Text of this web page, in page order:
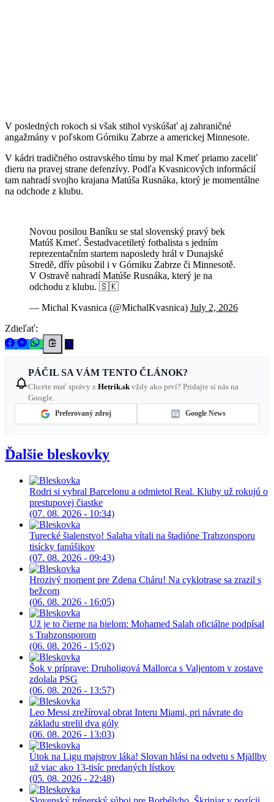
V posledných rokoch si však stihol vyskúšať aj zahraničné
angažmány v poľskom Górniku Zabrze a americkej Minnesote.
V kádri tradičného ostravského tímu by mal Kmeť priamo zaceliť
dieru na pravej strane defenzívy. Podľa Kvasnicových informácií
tam nahradí svojho krajana Matúša Rusnáka, ktorý je momentálne
na odchode z klubu.
Novou posilou Baníku se stal slovenský pravý bek
Matúš Kmeť. Šestadvacetiletý fotbalista s jedním
reprezentačním startem naposledy hrál v Dunajské
Stredě, dřív působil i v Górniku Zabrze či Minnesotě.
V Ostravě nahradí Matúše Rusnáka, který je na
odchodu z klubu. 🇸🇰
— Michal Kvasnica (@MichalKvasnica) July 2, 2026
Zdieľať:
PÁČIL SA VÁM TENTO ČLÁNOK?
Chcete mať správy z Hetrik.sk vždy ako prví? Pridajte si nás na
Google.
Preferovaný zdroj Google News
Ďalšie bleskovky
Rodri si vybral Barcelonu a odmietol Real. Kluby už rokujú o
prestupovej čiastke
(07. 08. 2026 - 10:34)
Turecké šialenstvo! Salaha vítali na štadióne Trabzonsporu
tisícky fanúšikov
(07. 08. 2026 - 09:43)
Hrozivý moment pre Zdena Cháru! Na cyklotrase sa zrazil s
bežcom
(06. 08. 2026 - 16:05)
Už je to čierne na bielom: Mohamed Salah oficiálne podpísal
s Trabzonsporom
(06. 08. 2026 - 15:02)
Šok v príprave: Druholigová Mallorca s Valjentom v zostave
zdolala PSG
(06. 08. 2026 - 13:57)
Leo Messi zrežíroval obrat Interu Miami, pri návrate do
základu strelil dva góly
(06. 08. 2026 - 13:03)
Útok na Ligu majstrov láka! Slovan hlási na odvetu s Mjällby
už viac ako 13-tisíc predaných lístkov
(05. 08. 2026 - 22:48)